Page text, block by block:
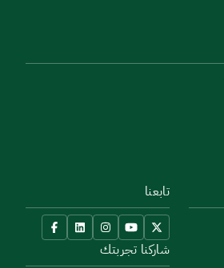
تابعنا
شاركنا تجربتك